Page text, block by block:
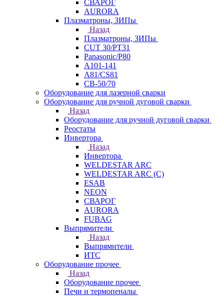
СВАРОГ
AURORA
Плазматроны, ЗИПы
Назад
Плазматроны, ЗИПы
CUT 30/PT31
Panasonic/P80
А101-141
А81/CS81
СВ-50/70
Оборудование для лазерной сварки
Оборудование для ручной дуговой сварки
Назад
Оборудование для ручной дуговой сварки
Реостаты
Инвертора
Назад
Инвертора
WELDESTAR ARC
WELDESTAR ARC (С)
ESAB
NEON
СВАРОГ
AURORA
FUBAG
Выпрямители
Назад
Выпрямители
ИТС
Оборудование прочее
Назад
Оборудование прочее
Печи и термопеналы